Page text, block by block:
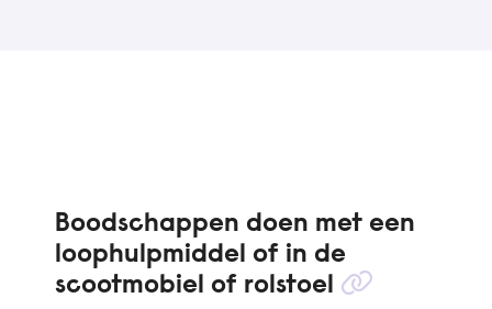
Boodschappen doen met een
loophulpmiddel of in de
scootmobiel of rolstoel